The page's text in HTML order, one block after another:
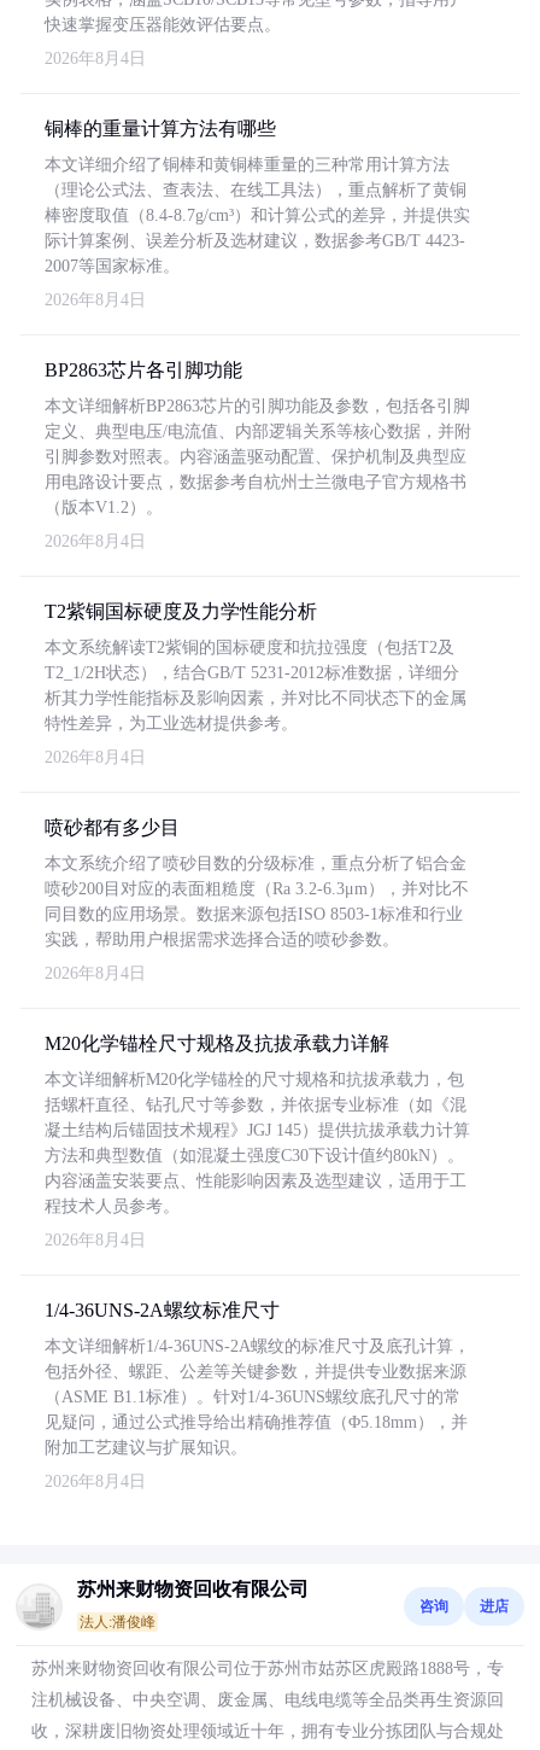
快速掌握变压器能效评估要点。
2026年8月4日
铜棒的重量计算方法有哪些
本文详细介绍了铜棒和黄铜棒重量的三种常用计算方法
（理论公式法、查表法、在线工具法），重点解析了黄铜
棒密度取值（8.4-8.7g/cm³）和计算公式的差异，并提供实
际计算案例、误差分析及选材建议，数据参考GB/T 4423-
2007等国家标准。
2026年8月4日
BP2863芯片各引脚功能
本文详细解析BP2863芯片的引脚功能及参数，包括各引脚
定义、典型电压/电流值、内部逻辑关系等核心数据，并附
引脚参数对照表。内容涵盖驱动配置、保护机制及典型应
用电路设计要点，数据参考自杭州士兰微电子官方规格书
（版本V1.2）。
2026年8月4日
T2紫铜国标硬度及力学性能分析
本文系统解读T2紫铜的国标硬度和抗拉强度（包括T2及
T2_1/2H状态），结合GB/T 5231-2012标准数据，详细分
析其力学性能指标及影响因素，并对比不同状态下的金属
特性差异，为工业选材提供参考。
2026年8月4日
喷砂都有多少目
本文系统介绍了喷砂目数的分级标准，重点分析了铝合金
喷砂200目对应的表面粗糙度（Ra 3.2-6.3μm），并对比不
同目数的应用场景。数据来源包括ISO 8503-1标准和行业
实践，帮助用户根据需求选择合适的喷砂参数。
2026年8月4日
M20化学锚栓尺寸规格及抗拔承载力详解
本文详细解析M20化学锚栓的尺寸规格和抗拔承载力，包
括螺杆直径、钻孔尺寸等参数，并依据专业标准（如《混
凝土结构后锚固技术规程》JGJ 145）提供抗拔承载力计算
方法和典型数值（如混凝土强度C30下设计值约80kN）。
内容涵盖安装要点、性能影响因素及选型建议，适用于工
程技术人员参考。
2026年8月4日
1/4-36UNS-2A螺纹标准尺寸
本文详细解析1/4-36UNS-2A螺纹的标准尺寸及底孔计算，
包括外径、螺距、公差等关键参数，并提供专业数据来源
（ASME B1.1标准）。针对1/4-36UNS螺纹底孔尺寸的常
见疑问，通过公式推导给出精确推荐值（Φ5.18mm），并
附加工艺建议与扩展知识。
2026年8月4日
苏州来财物资回收有限公司
法人:潘俊峰
咨询 进店
苏州来财物资回收有限公司位于苏州市姑苏区虎殿路1888号，专
注机械设备、中央空调、废金属、电线电缆等全品类再生资源回
收，深耕废旧物资处理领域近十年，拥有专业分拣团队与合规处